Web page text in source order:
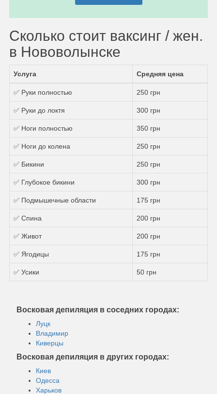
Сколько стоит ваксинг / жен.
в Нововолынске
Услуга Средняя цена
✅ Руки полностью 250 грн
✅ Руки до локтя 300 грн
✅ Ноги полностью 350 грн
✅ Ноги до колена 250 грн
✅ Бикини 250 грн
✅ Глубокое бикини 300 грн
✅ Подмышечные области 175 грн
✅ Спина 200 грн
✅ Живот 200 грн
✅ Ягодицы 175 грн
✅ Усики 50 грн
Восковая депиляция в соседних городах:
Луцк
Владимир
Киверцы
Восковая депиляция в других городах:
Киев
Одесса
Харьков